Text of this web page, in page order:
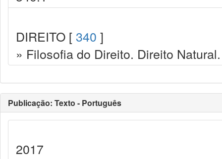
DIREITO [ 340 ]
» Filosofia do Direito. Direito
Publicação: Texto - Português
2017